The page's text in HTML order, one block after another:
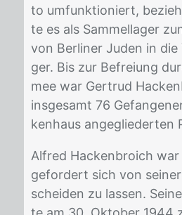
to um­funk­tio­niert,
te es als Sam­mel­la­ger
von Ber­li­ner Ju­den in
ger. Bis zur Be­frei­ung
mee war Ger­trud
ins­ge­samt 76
ken­haus an­ge­glie­der­ten
Al­fred Ha­cken­broich
ge­for­dert sich von
schei­den zu las­sen.